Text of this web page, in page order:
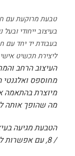
בעיצוב ייחודי
בעבודת יד יחד
ליצירת תכשיט
העיצוב הרחב
מחוספס
מיוצרת בהתאמה
מה שהופך אותה
/ 8, עם אפשרות להזמנת מידות נוספות בהתאמה אישית.